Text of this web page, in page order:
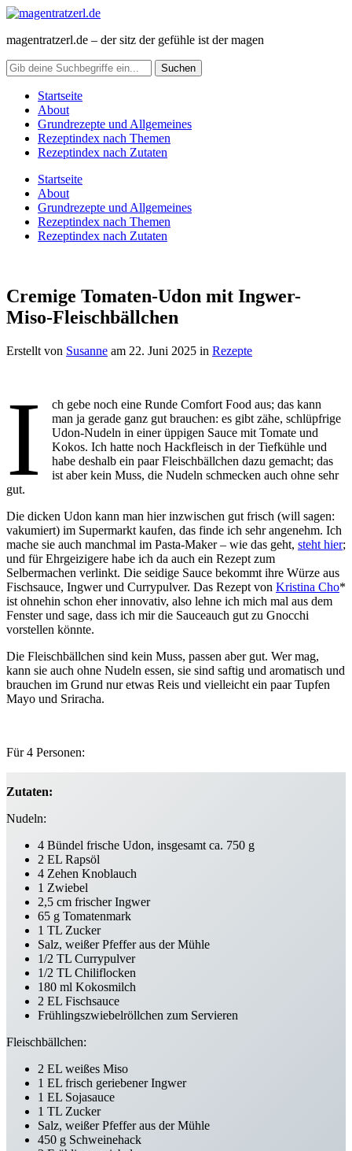
magentratzerl.de – der sitz der gefühle ist der magen
Startseite
About
Grundrezepte und Allgemeines
Rezeptindex nach Themen
Rezeptindex nach Zutaten
Startseite
About
Grundrezepte und Allgemeines
Rezeptindex nach Themen
Rezeptindex nach Zutaten
Cremige Tomaten-Udon mit Ingwer-
Miso-Fleischbällchen
Erstellt von Susanne am 22. Juni 2025 in Rezepte
I
ch gebe noch eine Runde Comfort Food aus; das kann
man ja gerade ganz gut brauchen: es gibt zähe, schlüpfrige
Udon-Nudeln in einer üppigen Sauce mit Tomate und
Kokos. Ich hatte noch Hackfleisch in der Tiefkühle und
habe deshalb ein paar Fleischbällchen dazu gemacht; das
ist aber kein Muss, die Nudeln schmecken auch ohne sehr
gut.
Die dicken Udon kann man hier inzwischen gut frisch (will sagen:
vakumiert) im Supermarkt kaufen, das finde ich sehr angenehm. Ich
mache sie auch manchmal im Pasta-Maker – wie das geht, steht hier;
und für Ehrgeizigere habe ich da auch ein Rezept zum
Selbermachen verlinkt. Die seidige Sauce bekommt ihre Würze aus
Fischsauce, Ingwer und Currypulver. Das Rezept von Kristina Cho*
ist ohnehin schon eher innovativ, also lehne ich mich mal aus dem
Fenster und sage, dass ich mir die Sauceauch gut zu Gnocchi
vorstellen könnte.
Die Fleischbällchen sind kein Muss, passen aber gut. Wer mag,
kann sie auch ohne Nudeln essen, sie sind saftig und aromatisch und
brauchen im Grund nur etwas Reis und vielleicht ein paar Tupfen
Mayo und Sriracha.
Für 4 Personen:
Zutaten:
Nudeln:
4 Bündel frische Udon, insgesamt ca. 750 g
2 EL Rapsöl
4 Zehen Knoblauch
1 Zwiebel
2,5 cm frischer Ingwer
65 g Tomatenmark
1 TL Zucker
Salz, weißer Pfeffer aus der Mühle
1/2 TL Currypulver
1/2 TL Chiliflocken
180 ml Kokosmilch
2 EL Fischsauce
Frühlingszwiebelröllchen zum Servieren
Fleischbällchen:
2 EL weißes Miso
1 EL frisch geriebener Ingwer
1 EL Sojasauce
1 TL Zucker
Salz, weißer Pfeffer aus der Mühle
450 g Schweinehack